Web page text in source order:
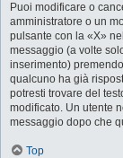
Puoi modificare o
amministratore o un
pulsante con la «X»
messaggio (a volte
inserimento)
qualcuno ha già
potresti trovare del
modificato. Un utente
messaggio dopo che
Top